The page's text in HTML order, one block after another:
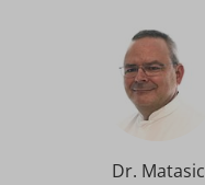
Dr. Matasic